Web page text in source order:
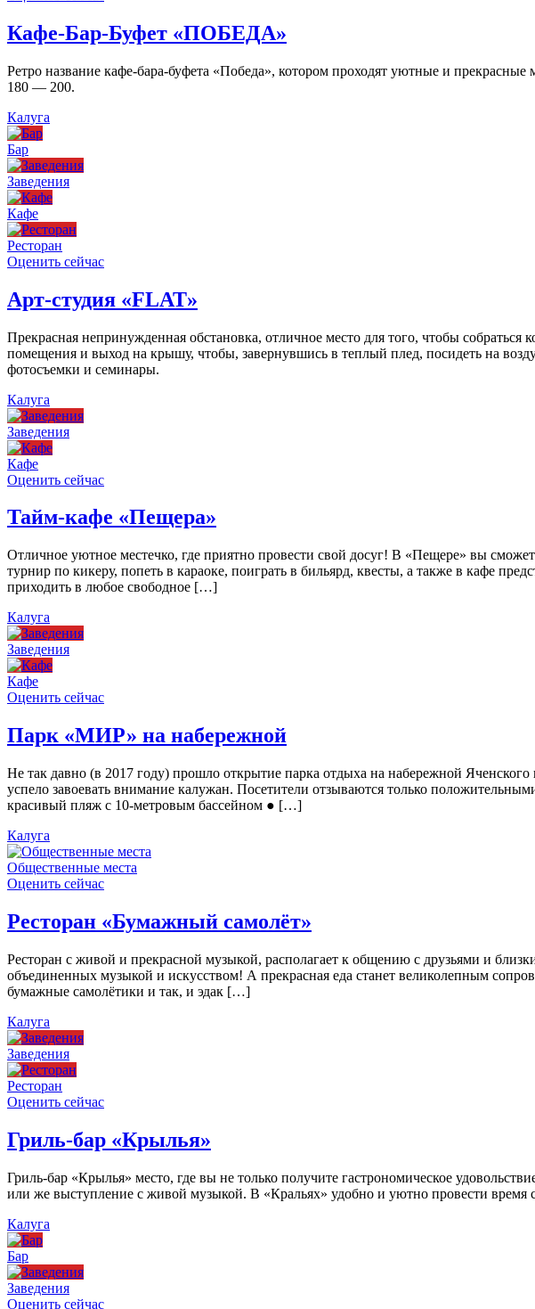
Кафе-Бар-Буфет «ПОБЕДА»
Ретро название кафе-бара-буфета «Победа», котором проходят уютные и
180 — 200.
Калуга
Бар
Заведения
Кафе
Ресторан
Оценить сейчас
Арт-студия «FLAT»
Прекрасная непринужденная обстановка, отличное место для того, чтобы
помещения и выход на крышу, чтобы, завернувшись в теплый плед, посидеть на
фотосъемки и семинары.
Калуга
Заведения
Кафе
Оценить сейчас
Тайм-кафе «Пещера»
Отличное уютное местечко, где приятно провести свой досуг! В «Пещере» вы
турнир по кикеру, попеть в караоке, поиграть в бильярд, квесты, а также в кафе
приходить в любое свободное […]
Калуга
Заведения
Кафе
Оценить сейчас
Парк «МИР» на набережной
Не так давно (в 2017 году) прошло открытие парка отдыха на набережной
успело завоевать внимание калужан. Посетители отзываются только
красивый пляж с 10-метровым бассейном ● […]
Калуга
Общественные места
Оценить сейчас
Ресторан «Бумажный самолёт»
Ресторан с живой и прекрасной музыкой, располагает к общению с друзьями и
объединенных музыкой и искусством! А прекрасная еда станет великолепным
бумажные самолётики и так, и эдак […]
Калуга
Заведения
Ресторан
Оценить сейчас
Гриль-бар «Крылья»
Гриль-бар «Крылья» место, где вы не только получите гастрономическое
или же выступление с живой музыкой. В «Кральях» удобно и уютно провести время
Калуга
Бар
Заведения
Оценить сейчас